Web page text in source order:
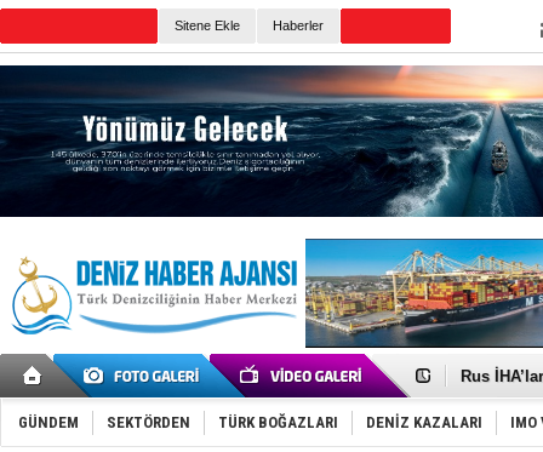
Sitene Ekle Haberler
Gemide
Rus
Tatil
Rusya,
GÜNDEM SEKTÖRDEN TÜRK BOĞAZLARI DENİZ KAZALARI IMO